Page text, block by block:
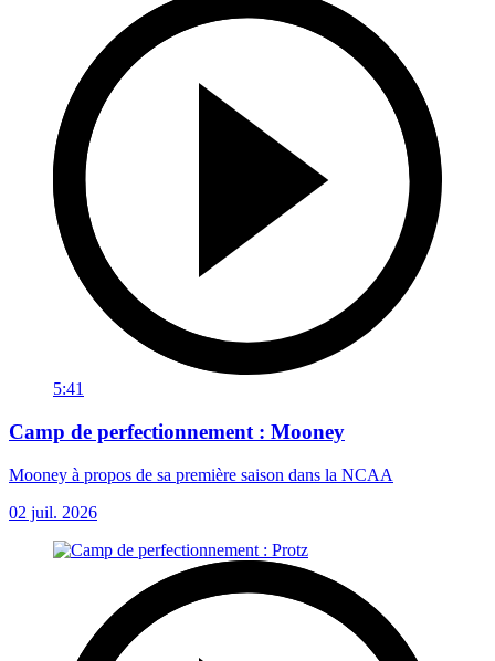
5:41
Camp de perfectionnement : Mooney
Mooney à propos de sa première saison dans la NCAA
02 juil. 2026